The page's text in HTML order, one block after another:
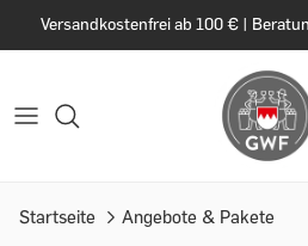
Versandkostenfrei ab 100 € |
Startseite Angebote & Pakete